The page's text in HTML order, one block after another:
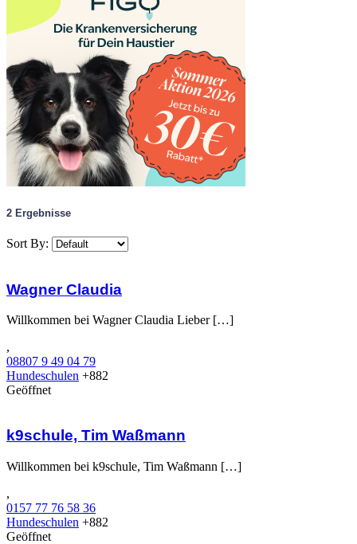
2 Ergebnisse
Sort By:
Wagner Claudia
Willkommen bei Wagner Claudia Lieber […]
,
08807 9 49 04 79
Hundeschulen +882
Geöffnet
k9schule, Tim Waßmann
Willkommen bei k9schule, Tim Waßmann […]
,
0157 77 76 58 36
Hundeschulen +882
Geöffnet